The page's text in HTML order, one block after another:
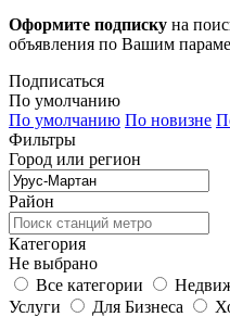
Оформите подписку на
объявления по Вашим
Подписаться
По умолчанию
По умолчанию По новизне
Фильтры
Город или регион
Район
Категория
Не выбрано
Все категории
Услуги
Для Бизнеса